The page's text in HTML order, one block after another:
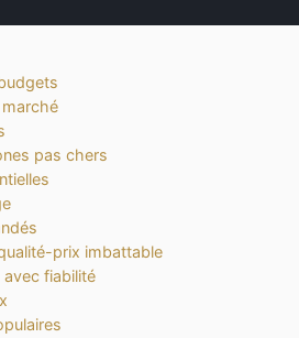
pas chers
prix imbattable
fiabilité